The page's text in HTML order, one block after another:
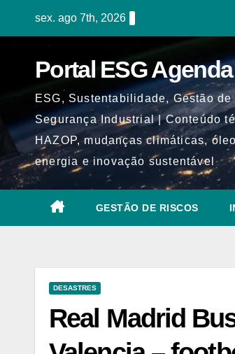
sex. ago 7th, 2026
Portal ESG Agenda
ESG, Sustentabilidade, Gestão
Segurança Industrial | Conteúdo
HAZOP, mudanças climáticas,
energia e inovação sustentável
GESTÃO DE RISCOS
DESASTRES
Real Madrid